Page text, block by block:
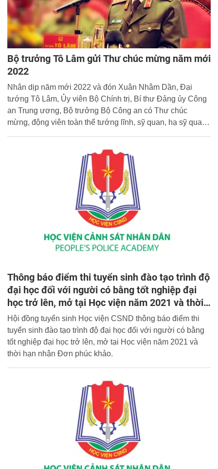
Bộ trưởng Tô Lâm gửi Thư chúc mừng năm mới
2022
Nhân dịp năm mới 2022 và đón Xuân Nhâm Dần, Đại
tướng Tô Lâm, Ủy viên Bộ Chính trị, Bí thư Đảng ủy Công
an Trung ương, Bộ trưởng Bộ Công an có Thư chúc
mừng, động viên toàn thể tướng lĩnh, sỹ quan, hạ sỹ quan,
học viên, chiến sỹ nghĩa vụ, công nhân Công an; các đồng
sỹ Công an nhân dân, các đồng chí Bảo vệ dân phố, Bảo
vệ cơ quan, doanh nghiệp. Cổng Thông tin điện tử Học
viện CSND trân trọng giới thiệu toàn văn Thư chúc mừng
của đồng chí Bộ trưởng.
Thông báo điểm thi tuyển sinh đào tạo trình độ
đại học đối với người có bằng tốt nghiệp đại
học trở lên, mở tại Học viện năm 2021 và thời
hạn nhận Đơn phúc khảo
Hội đồng tuyển sinh Học viện CSND thông báo điểm thi
tuyển sinh đào tạo trình độ đại học đối với người có bằng
tốt nghiệp đại học trở lên, mở tại Học viện năm 2021 và
thời hạn nhận Đơn phúc khảo.